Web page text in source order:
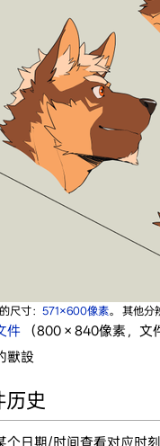
尺寸： 571×600像素。 其他分
件‎
（800 × 840像素，文
獸設
历史
个日期/时间查看对应时刻